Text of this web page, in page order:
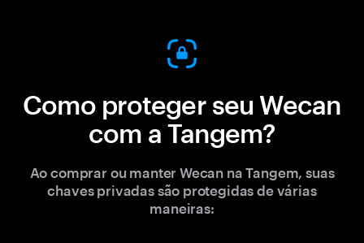
Como proteger seu Wecan
com a Tangem?
Ao comprar ou manter Wecan na Tangem, suas
chaves privadas são protegidas de várias
maneiras: